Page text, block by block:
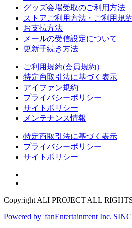
グッズ会場受取のご利用方法
ストアご利用方法・ご利用規約
お支払方法
メールの受信設定について
更新手続き方法
ご利用規約(会員規約）
特定商取引法に基づく表示
アイファン規約
プライバシーポリシー
サイトポリシー
メンテナンス情報
特定商取引法に基づく表示
プライバシーポリシー
サイトポリシー
Copyright ALI PROJECT ALL
Powered by ifanEntertainment Inc.